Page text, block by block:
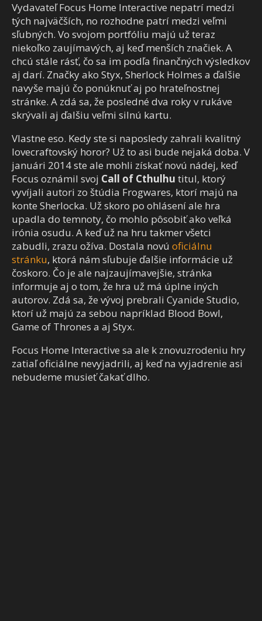
Vydavateľ Focus Home Interactive nepatrí medzi
tých najväčších, no rozhodne patrí medzi veľmi
sľubných. Vo svojom portfóliu majú už teraz
niekoľko zaujímavých, aj keď menších značiek. A
chcú stále rásť, čo sa im podľa finančných výsledkov
aj darí. Značky ako Styx, Sherlock Holmes a ďalšie
navyše majú čo ponúknuť aj po hrateľnostnej
stránke. A zdá sa, že posledné dva roky v rukáve
skrývali aj ďalšiu veľmi silnú kartu.
Vlastne eso. Kedy ste si naposledy zahrali kvalitný
lovecraftovský horor? Už to asi bude nejaká doba. V
januári 2014 ste ale mohli získať novú nádej, keď
Focus oznámil svoj Call of Cthulhu titul, ktorý
vyvíjali autori zo štúdia Frogwares, ktorí majú na
konte Sherlocka. Už skoro po ohlásení ale hra
upadla do temnoty, čo mohlo pôsobiť ako veľká
irónia osudu. A keď už na hru takmer všetci
zabudli, zrazu ožíva. Dostala novú oficiálnu
stránku, ktorá nám sľubuje ďalšie informácie už
čoskoro. Čo je ale najzaujímavejšie, stránka
informuje aj o tom, že hra už má úplne iných
autorov. Zdá sa, že vývoj prebrali Cyanide Studio,
ktorí už majú za sebou napríklad Blood Bowl,
Game of Thrones a aj Styx.
Focus Home Interactive sa ale k znovuzrodeniu hry
zatiaľ oficiálne nevyjadrili, aj keď na vyjadrenie asi
nebudeme musieť čakať dlho.